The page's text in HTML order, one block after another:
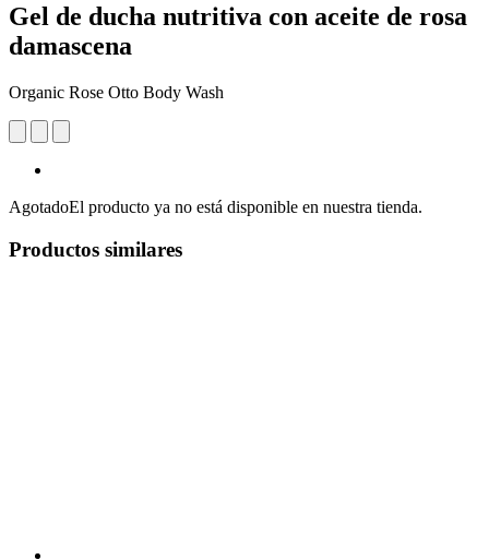
Gel de ducha nutritiva con aceite de rosa
damascena
Organic Rose Otto Body Wash
AgotadoEl producto ya no está disponible en nuestra tienda.
Productos similares